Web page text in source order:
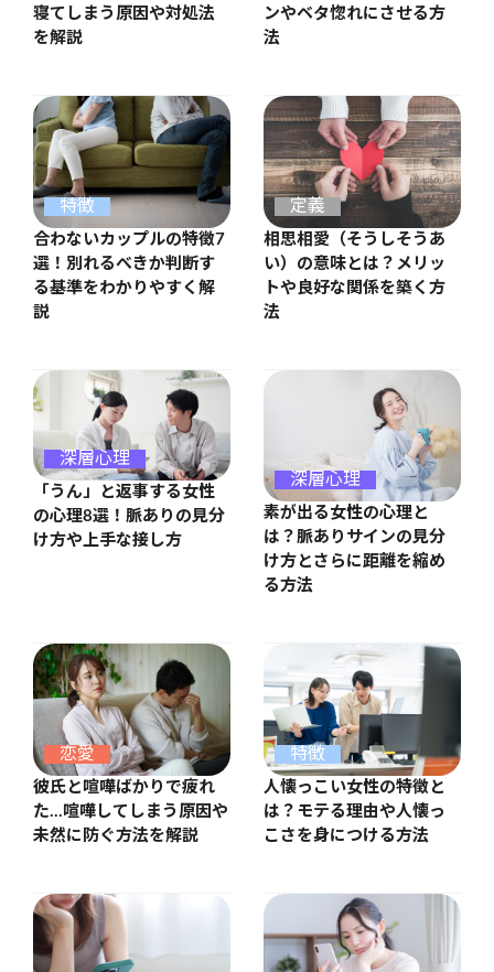
寝てしまう原因や対処法
を解説
ンやベタ惚れにさせる方
法
特徴
合わないカップルの特徴7
選！別れるべきか判断す
る基準をわかりやすく解
説
定義
相思相愛（そうしそうあ
い）の意味とは？メリッ
トや良好な関係を築く方
法
深層心理
「うん」と返事する女性
の心理8選！脈ありの見分
け方や上手な接し方
深層心理
素が出る女性の心理と
は？脈ありサインの見分
け方とさらに距離を縮め
る方法
恋愛
彼氏と喧嘩ばかりで疲れ
た…喧嘩してしまう原因や
未然に防ぐ方法を解説
特徴
人懐っこい女性の特徴と
は？モテる理由や人懐っ
こさを身につける方法